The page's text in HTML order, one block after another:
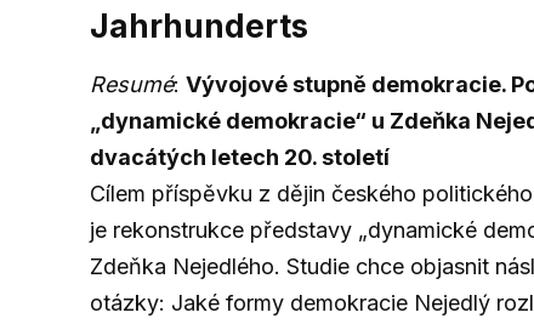
Jahrhunderts
Resumé: Vývojové stupně demokracie.
„dynamické demokracie“ u Zdeňka
dvacátých letech 20. století
Cílem příspěvku z dějin českého
je rekonstrukce představy „dynamické
Zdeňka Nejedlého. Studie chce objasnit
otázky: Jaké formy demokracie Nejedlý